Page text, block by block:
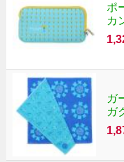
ポ
カ
ガ
ガ